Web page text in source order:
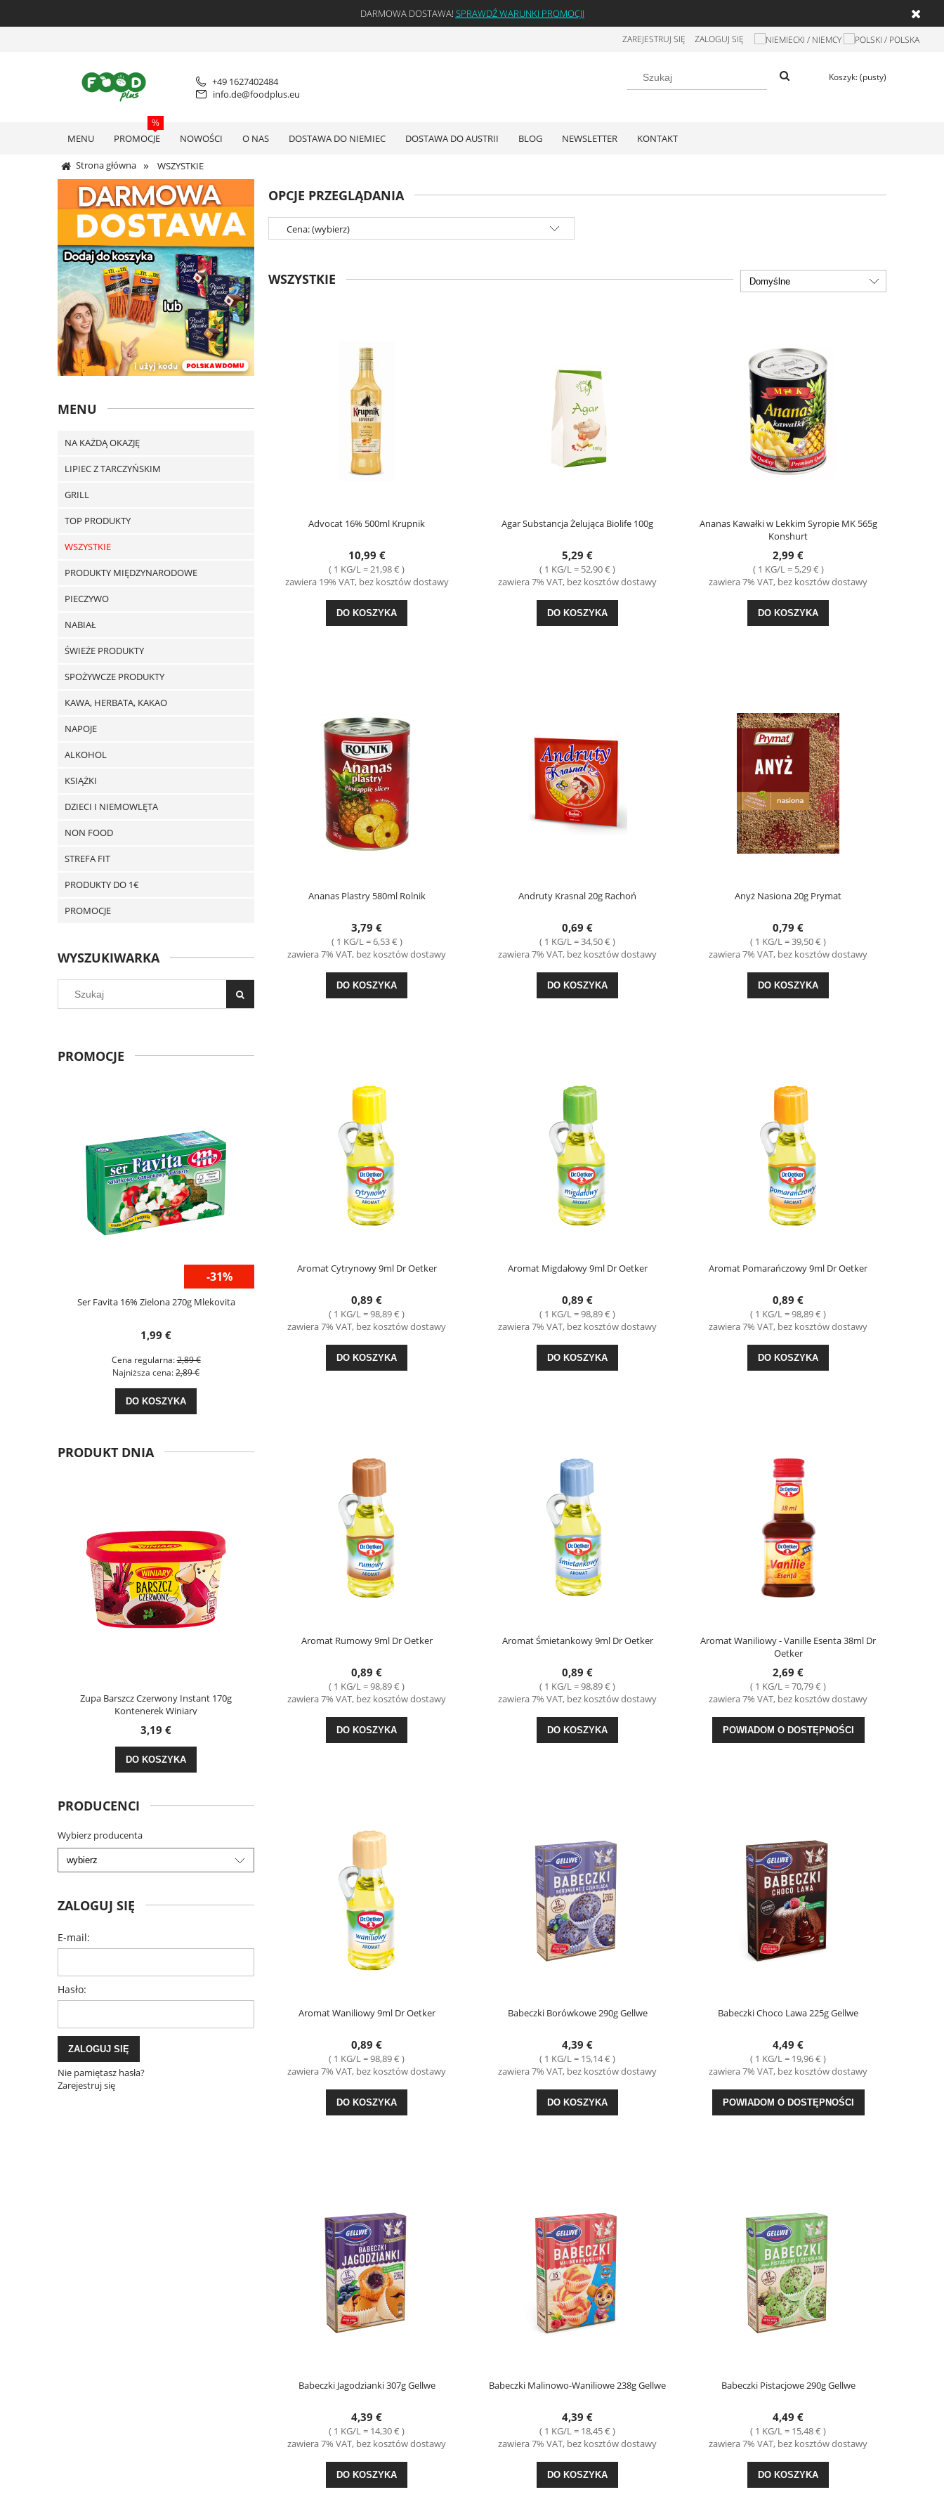
DARMOWA DOSTAWA! SPRAWDŹ WARUNKI PROMOCJI
ZAREJESTRUJ SIĘ ZALOGUJ SIĘ
+49 1627402484
info.de@foodplus.eu
Koszyk:(pusty)
MENU PROMOCJE NOWOŚCI O NAS DOSTAWA DO NIEMIEC DOSTAWA DO AUSTRII BLOG NEWSLETTER KONTAKT
Strona główna » WSZYSTKIE
MENU
NA KAŻDĄ OKAZJĘ
LIPIEC Z TARCZYŃSKIM
GRILL
TOP PRODUKTY
WSZYSTKIE
PRODUKTY MIĘDZYNARODOWE
PIECZYWO
NABIAŁ
ŚWIEŻE PRODUKTY
SPOŻYWCZE PRODUKTY
KAWA, HERBATA, KAKAO
NAPOJE
ALKOHOL
KSIĄŻKI
DZIECI I NIEMOWLĘTA
NON FOOD
STREFA FIT
PRODUKTY DO 1€
PROMOCJE
WYSZUKIWARKA
PROMOCJE
-31%
Ser Favita 16% Zielona 270g Mlekovita
1,99 €
Cena regularna:2,89 €
Najniższa cena:2,89 €
DO KOSZYKA
-41%
Gulasz Wieprzowy Dobrze Doprawiony 500g
Pamapol
3,39 €
Cena regularna:5,79 €
Najniższa cena:5,79 €
-31%
Ser Favita 12% Żółta 270g Mlekovita
1,99 €
Cena regularna:2,89 €
Najniższa cena:2,89 €
-32%
Ciastka Petitki Lubisie Mleczne 125g Mondelez
Cena regularna:2,49 €
Najniższa cena:2,49 €
PRODUKT DNIA
Zupa Barszcz Czerwony Instant 170g
Kontenerek Winiary
3,19 €
DO KOSZYKA
Kasza Gryczana 4*100g Kupiec
2,99 €
Sos Sałatkowy do Mizerii Koperkowy 9G
0,49 €
Kluski na Parze 300g Virtu
2,29 €
Kiełbasa Extra Sucha
PRODUCENCI
Wybierz producenta
ZALOGUJ SIĘ
E-mail:
Hasło:
ZALOGUJ SIĘ
Nie pamiętasz hasła?
Zarejestruj się
OPCJE PRZEGLĄDANIA
Cena: (wybierz)
WSZYSTKIE
Advocat 16% 500ml Krupnik
10,99 €
( 1 KG/L = 21,98 € )
zawiera 19% VAT, bez kosztów dostawy
DO KOSZYKA
Agar Substancja Żelująca Biolife 100g
5,29 €
( 1 KG/L = 52,90 € )
zawiera 7% VAT, bez kosztów dostawy
DO KOSZYKA
Ananas Kawałki w Lekkim Syropie MK 565g
Konshurt
2,99 €
( 1 KG/L = 5,29 € )
zawiera 7% VAT, bez kosztów dostawy
DO KOSZYKA
Ananas Plastry 580ml Rolnik
3,79 €
( 1 KG/L = 6,53 € )
zawiera 7% VAT, bez kosztów dostawy
DO KOSZYKA
Andruty Krasnal 20g Rachoń
0,69 €
( 1 KG/L = 34,50 € )
zawiera 7% VAT, bez kosztów dostawy
DO KOSZYKA
Anyż Nasiona 20g Prymat
0,79 €
( 1 KG/L = 39,50 € )
zawiera 7% VAT, bez kosztów dostawy
DO KOSZYKA
Aromat Cytrynowy 9ml Dr Oetker
0,89 €
( 1 KG/L = 98,89 € )
zawiera 7% VAT, bez kosztów dostawy
DO KOSZYKA
Aromat Migdałowy 9ml Dr Oetker
0,89 €
( 1 KG/L = 98,89 € )
zawiera 7% VAT, bez kosztów dostawy
DO KOSZYKA
Aromat Pomarańczowy 9ml Dr Oetker
0,89 €
( 1 KG/L = 98,89 € )
zawiera 7% VAT, bez kosztów dostawy
DO KOSZYKA
Aromat Rumowy 9ml Dr Oetker
0,89 €
( 1 KG/L = 98,89 € )
zawiera 7% VAT, bez kosztów dostawy
DO KOSZYKA
Aromat Śmietankowy 9ml Dr Oetker
0,89 €
( 1 KG/L = 98,89 € )
zawiera 7% VAT, bez kosztów dostawy
DO KOSZYKA
Aromat Waniliowy - Vanille Esenta 38ml Dr
Oetker
2,69 €
( 1 KG/L = 70,79 € )
zawiera 7% VAT, bez kosztów dostawy
POWIADOM O DOSTĘPNOŚCI
Aromat Waniliowy 9ml Dr Oetker
0,89 €
( 1 KG/L = 98,89 € )
zawiera 7% VAT, bez kosztów dostawy
DO KOSZYKA
Babeczki Borówkowe 290g Gellwe
4,39 €
( 1 KG/L = 15,14 € )
zawiera 7% VAT, bez kosztów dostawy
DO KOSZYKA
Babeczki Choco Lawa 225g Gellwe
4,49 €
( 1 KG/L = 19,96 € )
zawiera 7% VAT, bez kosztów dostawy
POWIADOM O DOSTĘPNOŚCI
Babeczki Jagodzianki 307g Gellwe
4,39 €
( 1 KG/L = 14,30 € )
zawiera 7% VAT, bez kosztów dostawy
DO KOSZYKA
Babeczki Malinowo-Waniliowe 238g Gellwe
4,39 €
( 1 KG/L = 18,45 € )
zawiera 7% VAT, bez kosztów dostawy
DO KOSZYKA
Babeczki Pistacjowe 290g Gellwe
4,49 €
( 1 KG/L = 15,48 € )
zawiera 7% VAT, bez kosztów dostawy
DO KOSZYKA